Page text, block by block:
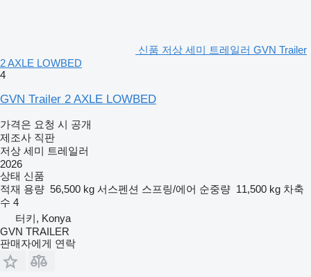
신품 저상 세미 트레일러 GVN Trailer
2 AXLE LOWBED
4
GVN Trailer 2 AXLE LOWBED
가격은 요청 시 공개
제조사 직판
저상 세미 트레일러
2026
상태 신품
적재 용량 56,500 kg 서스펜션 스프링/에어 순중량 11,500 kg 차축
수 4
터키, Konya
GVN TRAILER
판매자에게 연락